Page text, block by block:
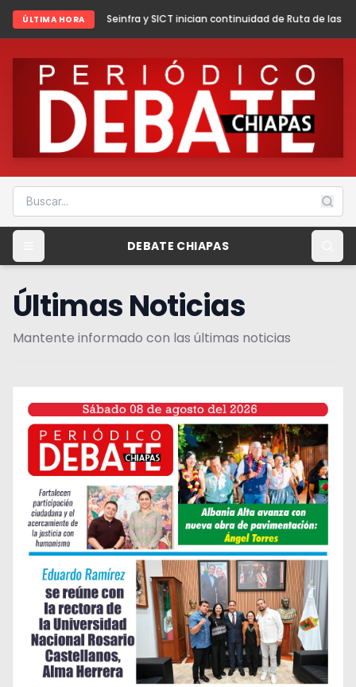
ÚLTIMA HORA
Seinfra y SICT inician continuidad de Ruta de las Culturas Mayas
DEBATE CHIAPAS
Últimas Noticias
Mantente informado con las últimas noticias